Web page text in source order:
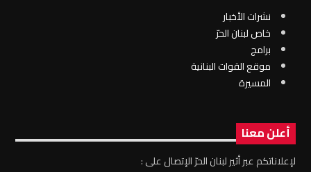
نشرات الأخبار
خاص لبنان الحرّ
برامج
موقع القوات البنانية
المسيرة
أعلن معنا
لإعلاناتكم عبر أثير لبنان الحرّ الإتصال على :